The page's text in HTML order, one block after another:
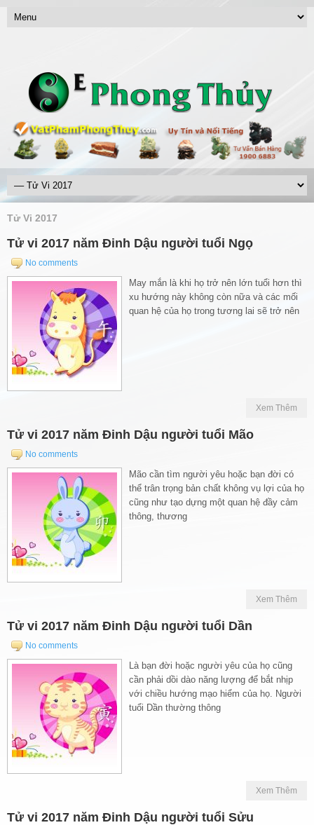
Tử Vi 2017
Tử vi 2017 năm Đinh Dậu người tuổi Ngọ
No comments
May mắn là khi họ trở nên lớn tuổi hơn thì
xu hướng này không còn nữa và các mối
quan hệ của họ trong tương lai sẽ trở nên
Xem Thêm
Tử vi 2017 năm Đinh Dậu người tuổi Mão
No comments
Mão cần tìm người yêu hoặc bạn đời có
thể trân trọng bản chất không vụ lợi của họ
cũng như tạo dựng một quan hệ đầy cảm
thông, thương
Xem Thêm
Tử vi 2017 năm Đinh Dậu người tuổi Dần
No comments
Là bạn đời hoặc người yêu của họ cũng
cần phải dồi dào năng lượng để bắt nhịp
với chiều hướng mạo hiểm của họ. Người
tuổi Dần thường thông
Xem Thêm
Tử vi 2017 năm Đinh Dậu người tuổi Sửu